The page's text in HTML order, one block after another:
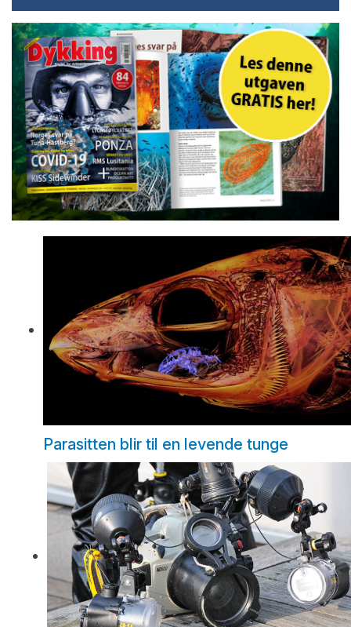
Parasitten blir til en levende tunge